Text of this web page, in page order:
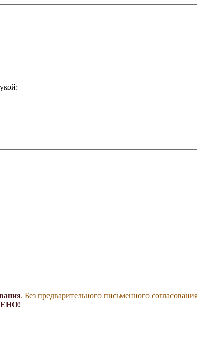
я. Без предварительного письменного